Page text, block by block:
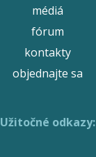
médiá
fórum
kontakty
objednajte sa
Užitočné odkazy: